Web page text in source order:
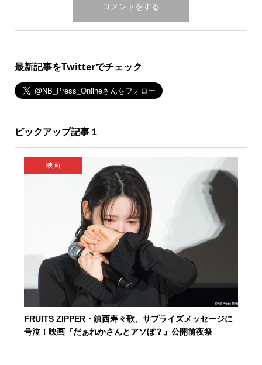
最新記事をTwitterでチェック
ピックアップ記事１
映画
FRUITS ZIPPER・鎮西寿々歌、サプライズメッセージに
号泣！映画『だぁれかさんとアソぼ？』公開前夜祭